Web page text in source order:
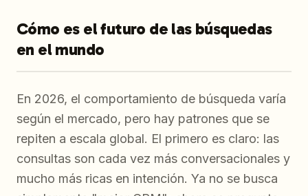
Cómo es el futuro de las búsquedas
en el mundo
En 2026, el comportamiento de búsqueda varía
según el mercado, pero hay patrones que se
repiten a escala global. El primero es claro: las
consultas son cada vez más conversacionales y
mucho más ricas en intención. Ya no se busca